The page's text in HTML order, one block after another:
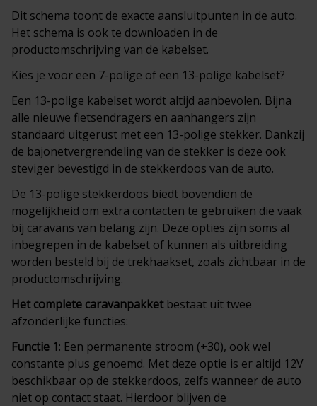
Dit schema toont de exacte aansluitpunten in de auto.
Het schema is ook te downloaden in de
productomschrijving van de kabelset.
Kies je voor een 7-polige of een 13-polige kabelset?
Een 13-polige kabelset wordt altijd aanbevolen. Bijna
alle nieuwe fietsendragers en aanhangers zijn
standaard uitgerust met een 13-polige stekker. Dankzij
de bajonetvergrendeling van de stekker is deze ook
steviger bevestigd in de stekkerdoos van de auto.
De 13-polige stekkerdoos biedt bovendien de
mogelijkheid om extra contacten te gebruiken die vaak
bij caravans van belang zijn. Deze opties zijn soms al
inbegrepen in de kabelset of kunnen als uitbreiding
worden besteld bij de trekhaakset, zoals zichtbaar in de
productomschrijving.
Het complete caravanpakketbestaat uit twee
afzonderlijke functies:
Functie 1: Een permanente stroom (+30), ook wel
constante plus genoemd. Met deze optie is er altijd 12V
beschikbaar op de stekkerdoos, zelfs wanneer de auto
niet op contact staat. Hierdoor blijven de